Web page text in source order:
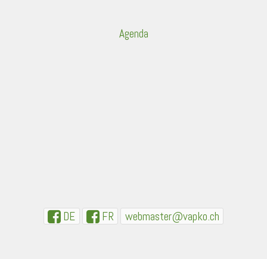
Agenda
DE FR webmaster@vapko.ch